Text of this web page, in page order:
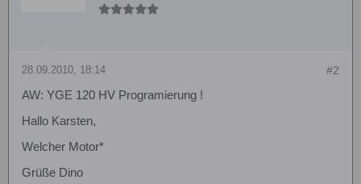
#2
28.09.2010, 18:14
AW: YGE 120 HV Programierung !
Hallo Karsten,
Welcher Motor*
Grüße Dino